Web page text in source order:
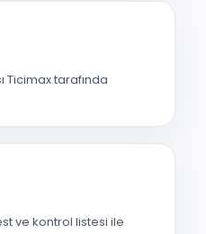
Ticimax tarafında
ve kontrol listesi ile